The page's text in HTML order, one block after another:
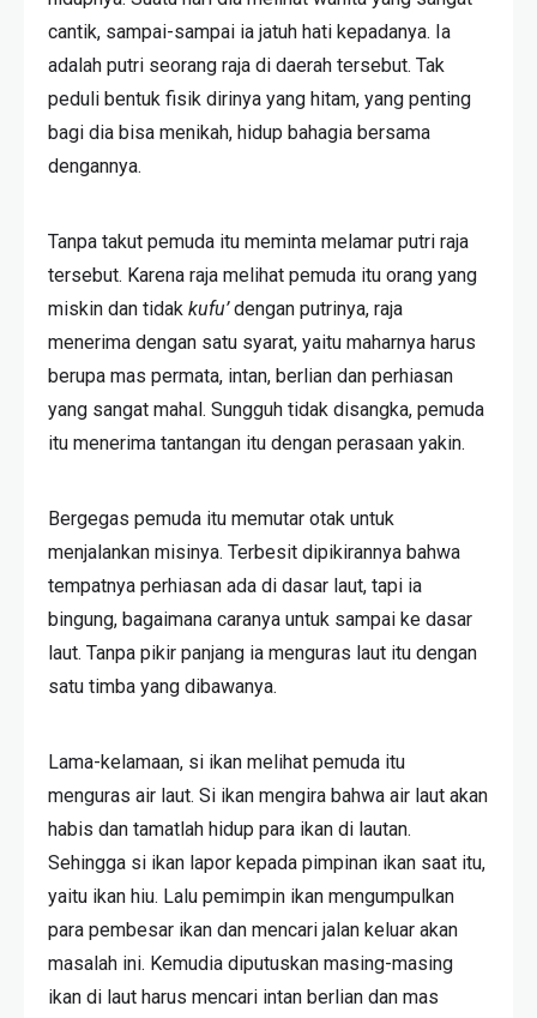
cantik, sampai-sampai ia jatuh hati kepadanya. Ia
adalah putri seorang raja di daerah tersebut. Tak
peduli bentuk fisik dirinya yang hitam, yang penting
bagi dia bisa menikah, hidup bahagia bersama
dengannya.
Tanpa takut pemuda itu meminta melamar putri raja
tersebut. Karena raja melihat pemuda itu orang yang
miskin dan tidak kufu’dengan putrinya, raja
menerima dengan satu syarat, yaitu maharnya harus
berupa mas permata, intan, berlian dan perhiasan
yang sangat mahal. Sungguh tidak disangka, pemuda
itu menerima tantangan itu dengan perasaan yakin.
Bergegas pemuda itu memutar otak untuk
menjalankan misinya. Terbesit dipikirannya bahwa
tempatnya perhiasan ada di dasar laut, tapi ia
bingung, bagaimana caranya untuk sampai ke dasar
laut. Tanpa pikir panjang ia menguras laut itu dengan
satu timba yang dibawanya.
Lama-kelamaan, si ikan melihat pemuda itu
menguras air laut. Si ikan mengira bahwa air laut akan
habis dan tamatlah hidup para ikan di lautan.
Sehingga si ikan lapor kepada pimpinan ikan saat itu,
yaitu ikan hiu. Lalu pemimpin ikan mengumpulkan
para pembesar ikan dan mencari jalan keluar akan
masalah ini. Kemudia diputuskan masing-masing
ikan di laut harus mencari intan berlian dan mas